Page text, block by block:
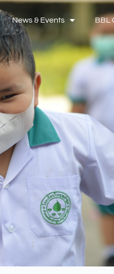
News & Events BBL